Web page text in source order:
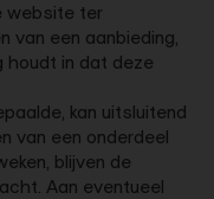
website ter
van een aanbieding,
houdt in dat deze
kan uitsluitend
van een onderdeel
blijven de
Aan eventueel